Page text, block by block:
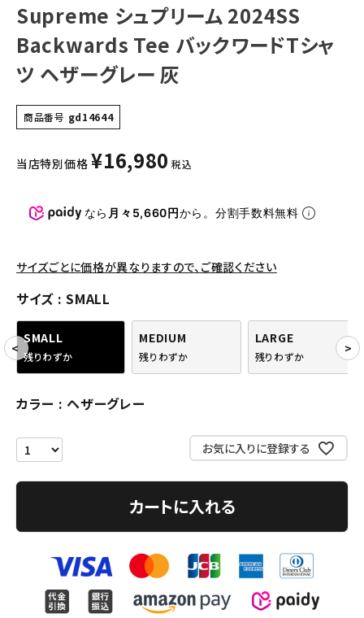
キャップ・ハット
ニット帽・ビーニー
その他バッグ類
スニーカー・ブーツ
COLLABORATION BRAND
SEASON
CONTENTS
ようこそ ゲスト 様
meeting_room ログイン
Follow us
Supreme シュプリーム 2024SS
Backwards Tee バックワードTシャ
ツ ヘザーグレー 灰
商品番号 gd14644
当店特別価格 ¥16,980 税込
なら 月々5,660円から。分割手数料無料
サイズごとに価格が異なりますので、ご確認ください
サイズ SMALL
SMALL
残りわずか
MEDIUM
残りわずか
LARGE
残りわずか
カラー ヘザーグレー
お気に入りに登録する
カートに入れる